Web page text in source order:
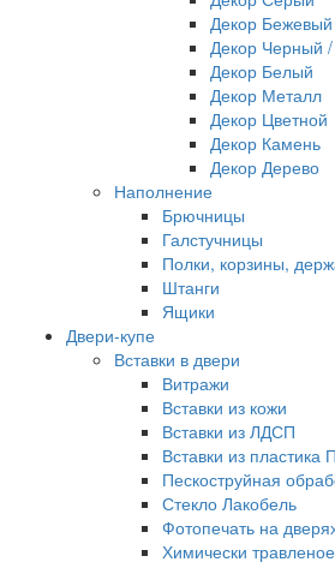
Декор Бежевый
Декор Черный
Декор Белый
Декор Металл
Декор Цветной
Декор Камень
Декор Дерево
Наполнение
Брючницы
Галстучницы
Полки, корзины,
Штанги
Ящики
Двери-купе
Вставки в двери
Витражи
Вставки из кожи
Вставки из ЛДСП
Вставки из пластика
Пескоструйная
Стекло Лакобель
Фотопечать на
Химически